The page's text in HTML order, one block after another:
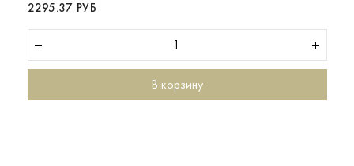
2295.37 РУБ
В корзину